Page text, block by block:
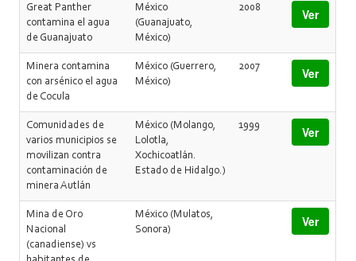
Great Panther
contamina el agua
de Guanajuato
México
(Guanajuato,
México)
2008 Ver
Minera contamina
con arsénico el agua
de Cocula
México (Guerrero,
México)
2007 Ver
Comunidades de
varios municipios se
movilizan contra
contaminación de
minera Autlán
México (Molango,
Lolotla,
Xochicoatlán.
Estado de Hidalgo.)
1999 Ver
Mina de Oro
Nacional
(canadiense) vs
México (Mulatos,
Sonora)
Ver